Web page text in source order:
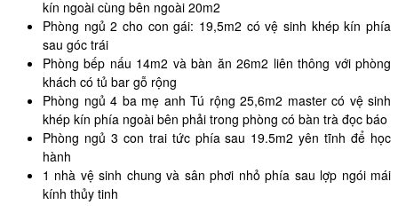
kín ngoài cùng bên ngoài 20m2
Phòng ngủ 2 cho con gái: 19,5m2 có vệ sinh khép kín phía
sau góc trái
Phòng bếp nấu 14m2 và bàn ăn 26m2 liên thông với phòng
khách có tủ bar gỗ rộng
Phòng ngủ 4 ba mẹ anh Tú rộng 25,6m2 master có vệ sinh
khép kín phía ngoài bên phải trong phòng có bàn trà đọc báo
Phòng ngủ 3 con trai tức phía sau 19.5m2 yên tĩnh để học
hành
1 nhà vệ sinh chung và sân phơi nhỏ phía sau lợp ngói mái
kính thủy tinh